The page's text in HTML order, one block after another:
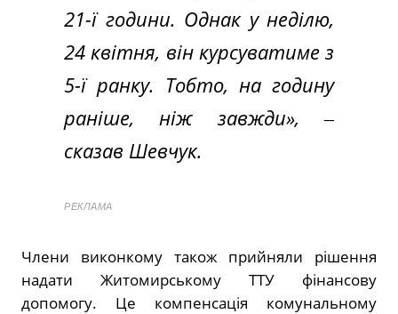
21-ї години. Однак у неділю,
24 квітня, він курсуватиме з
5-ї ранку. Тобто, на годину
раніше, ніж завжди», ‒
сказав Шевчук.
РЕКЛАМА
Члени виконкому також прийняли рішення
надати Житомирському ТТУ фінансову
допомогу. Це компенсація комунальному